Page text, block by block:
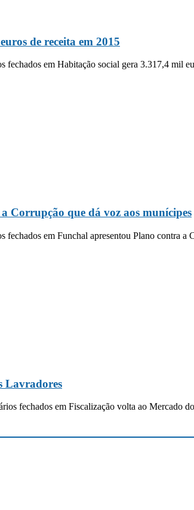
de receita em 2015
fechados em Habitação social gera 3.317,4 mil
Corrupção que dá voz aos munícipes
fechados em Funchal apresentou Plano contra a
Lavradores
fechados em Fiscalização volta ao Mercado